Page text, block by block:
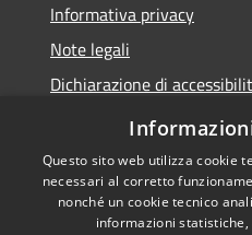
Informativa privacy
Note legali
Dichiarazione di
Moduli Privacy
Questo sito web utilizza cookie
necessari al corretto
nonché un cookie tecnico
informazioni